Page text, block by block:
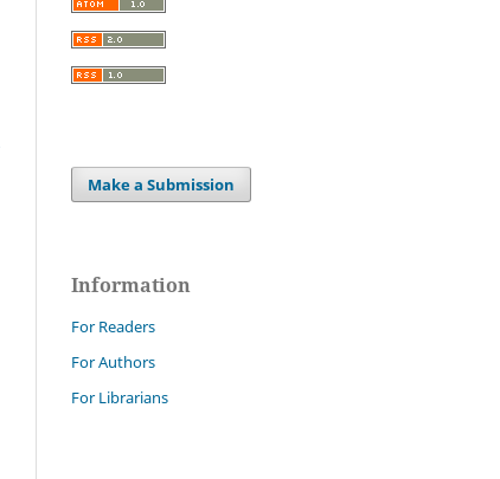
Make a Submission
Information
For Readers
For Authors
For Librarians